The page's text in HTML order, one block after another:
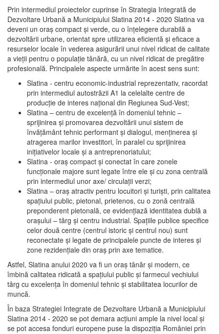
Prin intermediul proiectelor cuprinse în Strategia Integrată de
Dezvoltare Urbană a Municipiului Slatina 2014 - 2020 Slatina va
deveni un oraş compact şi verde, cu o înţelegere durabilă a
dezvoltării urbane, orientat spre utilizarea eficientă şi eficace a
resurselor locale în vederea asigurării unui nivel ridicat de calitate
a vieţii pentru o populaţie tânără, cu un nivel ridicat de pregătire
profesională. Principalele aspecte urmărite în acest sens sunt:
Slatina - centru economic-industrial reprezentativ, racordat
prin intermediul autostrăzii A1 la celelalte centre de
producţie de interes naţional din Regiunea Sud-Vest;
Slatina – centru de excelenţă în domeniul tehnic –
sprijinirea şi promovarea dezvoltării unui sistem de
învăţământ tehnic performant şi dialogul, menţinerea şi
atragerea marilor investitori, în paralel cu sprijinirea
iniţiativelor locale şi a antreprenoriatului;
Slatina - oraş compact şi conectat în care zonele
funcţionale majore sunt legate între ele şi cu zona centrală
prin intermediul unor axe/ circulații verzi;
Slatina – oraş atractiv pentru locuitori şi turişti, prin calitatea
spaţiului public, pietonal, prietenos, cu o zonă centrală
preponderent pietonală, ce evidenţiază identitatea dublă a
oraşului – târg şi centru industrial. Spaţiile publice specifice
celor două centre (centrul istoric şi centrul nou) sunt
reconectate şi legate de principalele puncte de interes şi
zone rezidenţiale din oraş prin axe tematice.
Astfel, Slatina anului 2020 va fi un oraş tânăr şi modern, ce
îmbină calitatea ridicată a spaţiului public şi farmecul vechiului
târg cu excelenţa în domeniul tehnic şi stabilitatea locurilor de
muncă.
În baza Strategiei Integrate de Dezvoltare Urbană a Municipiului
Slatina 2014 - 2020 se pot demara acţiuni ample la nivel local şi
se pot accesa fonduri europene puse la dispoziţia României prin